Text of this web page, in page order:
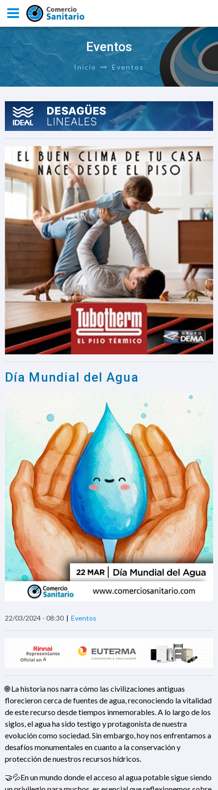
Eventos
Inicio Eventos
Día Mundial del Agua
22/03/2024 - 08:30 Eventos
🌐 La historia nos narra cómo las civilizaciones antiguas
florecieron cerca de fuentes de agua, reconociendo la vitalidad
de este recurso desde tiempos inmemorables. A lo largo de los
siglos, el agua ha sido testigo y protagonista de nuestra
evolución como sociedad. Sin embargo, hoy nos enfrentamos a
desafíos monumentales en cuanto a la conservación y
protección de nuestros recursos hídricos.
🤝💦En un mundo donde el acceso al agua potable sigue siendo